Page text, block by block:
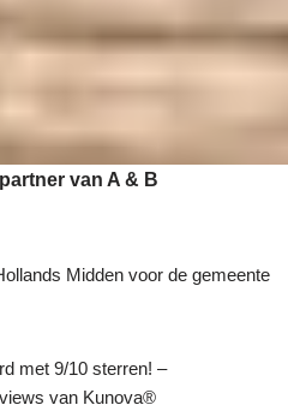
van A & B
Midden voor de gemeente
met 9/10 sterren! –
van Kunova®